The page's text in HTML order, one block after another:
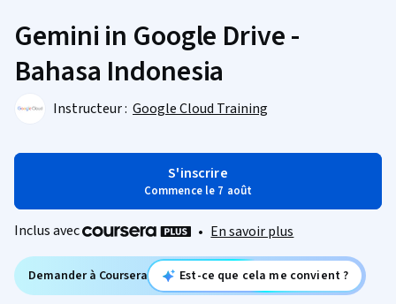
Gemini in Google Drive -
Bahasa Indonesia
Instructeur : Google Cloud Training
S'inscrire
Commence le 7 août
Inclus avec • En savoir plus
Demander à Coursera Est-ce que cela me convient ?